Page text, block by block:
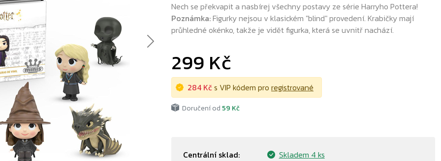
Next
Nech se překvapit a nasbírej všechny postavy ze série Harryho Pottera!
Poznámka:Figurky nejsou v klasickém "blind" provedení. Krabičky mají
průhledné okénko, takže je vidět figurka, která se uvnitř nachází.
299 Kč
284 Kčs VIP kódem pro registrované
Doručení od 59 Kč
Centrální sklad: Skladem 4 ks